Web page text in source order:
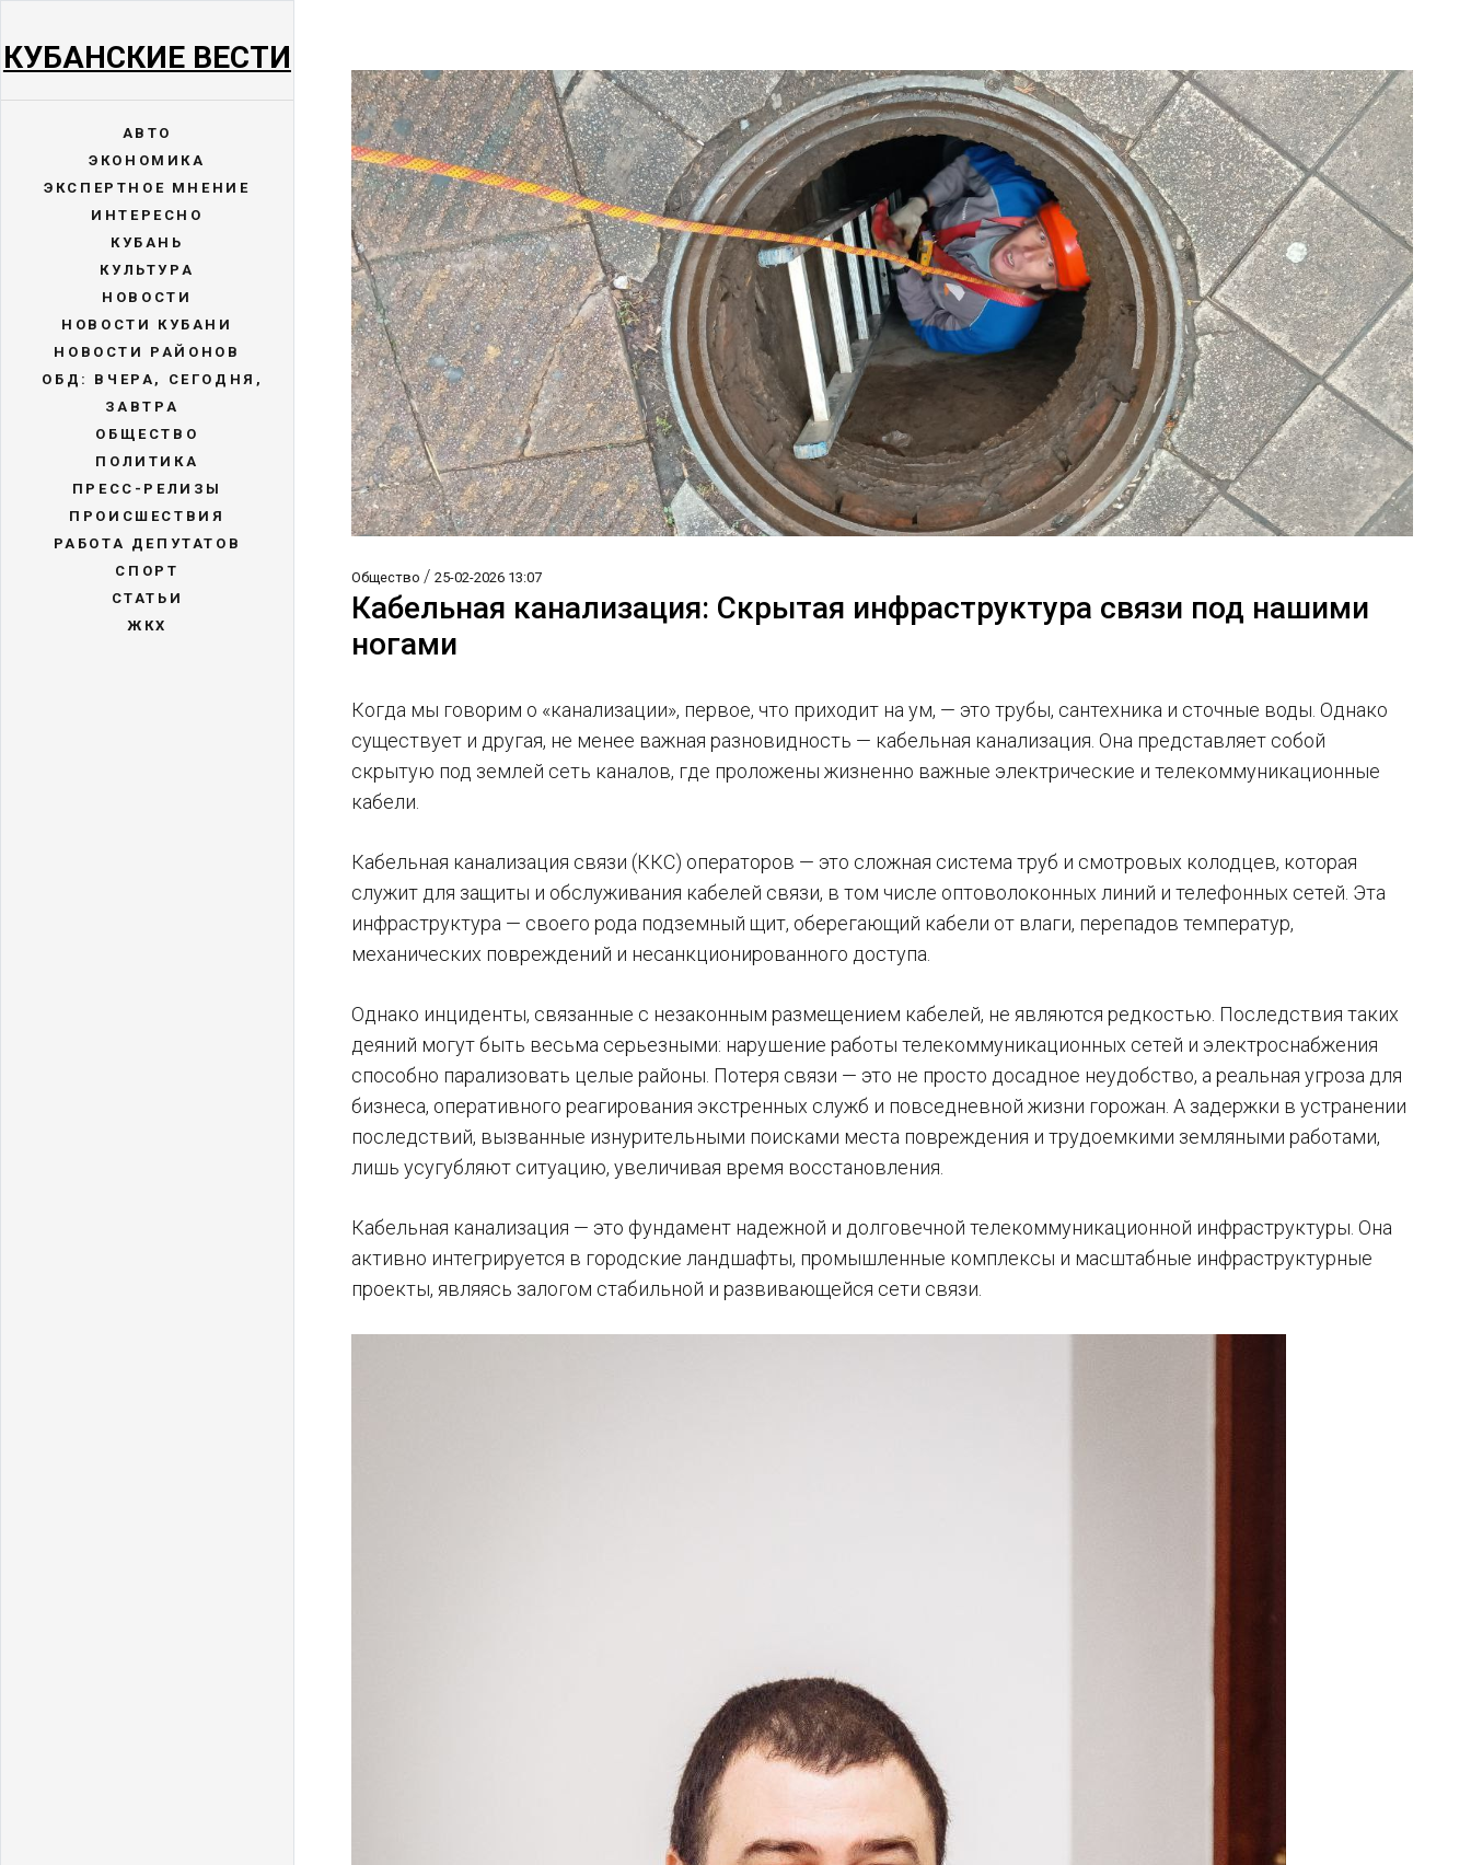
КУБАНСКИЕ ВЕСТИ
АВТО
ЭКОНОМИКА
ЭКСПЕРТНОЕ МНЕНИЕ
ИНТЕРЕСНО
КУБАНЬ
КУЛЬТУРА
НОВОСТИ
НОВОСТИ КУБАНИ
НОВОСТИ РАЙОНОВ
ОБД: ВЧЕРА, СЕГОДНЯ,
ЗАВТРА
ОБЩЕСТВО
ПОЛИТИКА
ПРЕСС-РЕЛИЗЫ
ПРОИСШЕСТВИЯ
РАБОТА ДЕПУТАТОВ
СПОРТ
СТАТЬИ
ЖКХ
Общество /25-02-2026 13:07
Кабельная канализация: Скрытая инфраструктура связи под нашими
ногами
Когда мы говорим о «канализации», первое, что приходит на ум, — это трубы, сантехника и сточные воды. Однако
существует и другая, не менее важная разновидность — кабельная канализация. Она представляет собой
скрытую под землей сеть каналов, где проложены жизненно важные электрические и телекоммуникационные
кабели.
Кабельная канализация связи (ККС) операторов — это сложная система труб и смотровых колодцев, которая
служит для защиты и обслуживания кабелей связи, в том числе оптоволоконных линий и телефонных сетей. Эта
инфраструктура — своего рода подземный щит, оберегающий кабели от влаги, перепадов температур,
механических повреждений и несанкционированного доступа.
Однако инциденты, связанные с незаконным размещением кабелей, не являются редкостью. Последствия таких
деяний могут быть весьма серьезными: нарушение работы телекоммуникационных сетей и электроснабжения
способно парализовать целые районы. Потеря связи — это не просто досадное неудобство, а реальная угроза для
бизнеса, оперативного реагирования экстренных служб и повседневной жизни горожан. А задержки в устранении
последствий, вызванные изнурительными поисками места повреждения и трудоемкими земляными работами,
лишь усугубляют ситуацию, увеличивая время восстановления.
Кабельная канализация — это фундамент надежной и долговечной телекоммуникационной инфраструктуры. Она
активно интегрируется в городские ландшафты, промышленные комплексы и масштабные инфраструктурные
проекты, являясь залогом стабильной и развивающейся сети связи.